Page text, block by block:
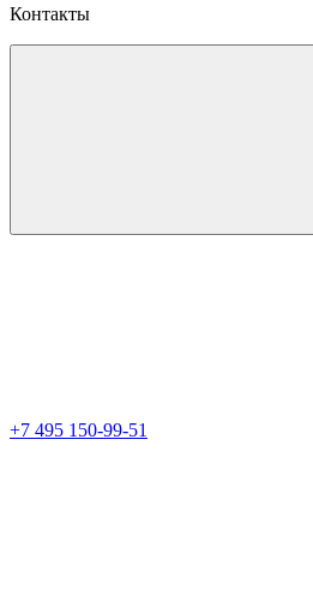
Контакты
+7 495 150-99-51